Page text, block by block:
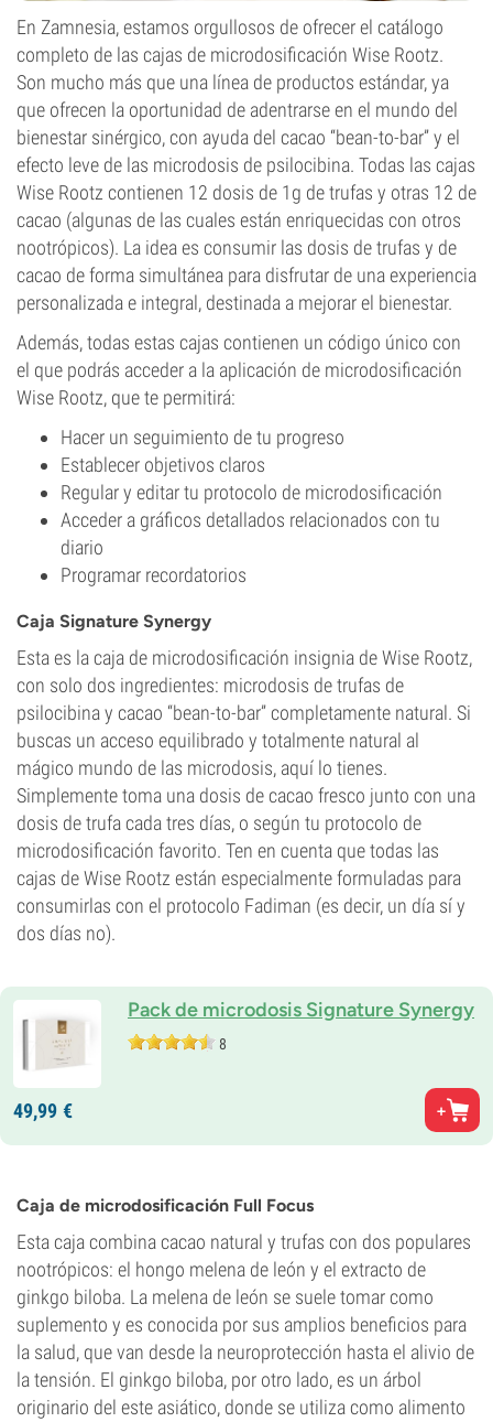
En Zamnesia, estamos orgullosos de ofrecer el catálogo
completo de las cajas de microdosificación Wise Rootz.
Son mucho más que una línea de productos estándar, ya
que ofrecen la oportunidad de adentrarse en el mundo del
bienestar sinérgico, con ayuda del cacao “bean-to-bar” y el
efecto leve de las microdosis de psilocibina. Todas las cajas
Wise Rootz contienen 12 dosis de 1g de trufas y otras 12 de
cacao (algunas de las cuales están enriquecidas con otros
nootrópicos). La idea es consumir las dosis de trufas y de
cacao de forma simultánea para disfrutar de una experiencia
personalizada e integral, destinada a mejorar el bienestar.
Además, todas estas cajas contienen un código único con
el que podrás acceder a la aplicación de microdosificación
Wise Rootz, que te permitirá:
Hacer un seguimiento de tu progreso
Establecer objetivos claros
Regular y editar tu protocolo de microdosificación
Acceder a gráficos detallados relacionados con tu
diario
Programar recordatorios
Caja Signature Synergy
Esta es la caja de microdosificación insignia de Wise Rootz,
con solo dos ingredientes: microdosis de trufas de
psilocibina y cacao “bean-to-bar” completamente natural. Si
buscas un acceso equilibrado y totalmente natural al
mágico mundo de las microdosis, aquí lo tienes.
Simplemente toma una dosis de cacao fresco junto con una
dosis de trufa cada tres días, o según tu protocolo de
microdosificación favorito. Ten en cuenta que todas las
cajas de Wise Rootz están especialmente formuladas para
consumirlas con el protocolo Fadiman (es decir, un día sí y
dos días no).
Pack de microdosis Signature Synergy
8
49,99 €
Caja de microdosificación Full Focus
Esta caja combina cacao natural y trufas con dos populares
nootrópicos: el hongo melena de león y el extracto de
ginkgo biloba. La melena de león se suele tomar como
suplemento y es conocida por sus amplios beneficios para
la salud, que van desde la neuroprotección hasta el alivio de
la tensión. El ginkgo biloba, por otro lado, es un árbol
originario del este asiático, donde se utiliza como alimento